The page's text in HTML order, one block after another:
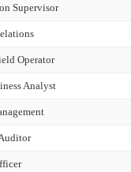
Supervisor
Operator
Analyst